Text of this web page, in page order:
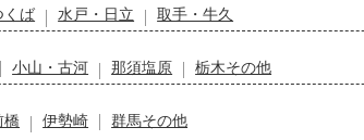
くば
水戸・日立
取手・牛久
小山・古河 那須塩原
栃木その他
橋
伊勢崎 群馬その他